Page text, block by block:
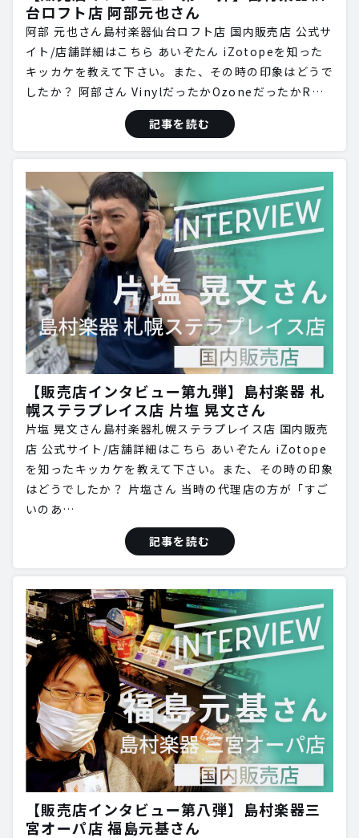
台ロフト店 阿部元也さん
阿部 元也さん島村楽器仙台ロフト店 国内販売店 公式サ
イト/店舗詳細はこちら あいぞたん iZotopeを知った
キッカケを教えて下さい。また、その時の印象はどうで
したか？ 阿部さん VinylだったかOzoneだったかR…
記事を読む
【販売店インタビュー第九弾】島村楽器 札
幌ステラプレイス店 片塩 晃文さん
片塩 晃文さん島村楽器札幌ステラプレイス店 国内販売
店 公式サイト/店舗詳細はこちら あいぞたん iZotope
を知ったキッカケを教えて下さい。また、その時の印象
はどうでしたか？ 片塩さん 当時の代理店の方が「すご
いのあ…
記事を読む
【販売店インタビュー第八弾】島村楽器三
宮オーパ店 福島元基さん